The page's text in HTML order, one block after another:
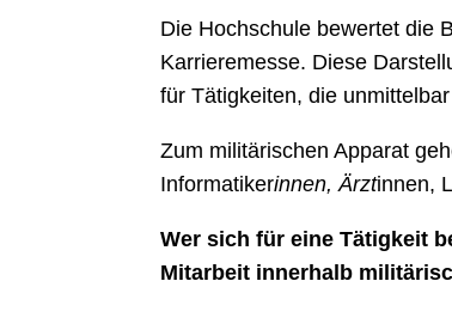
Die Hochschule bewertet die
Karrieremesse. Diese
für Tätigkeiten, die
Zum militärischen Apparat
Informatikerinnen, Ärztinnen,
Wer sich für eine Tätigkeit
Mitarbeit innerhalb